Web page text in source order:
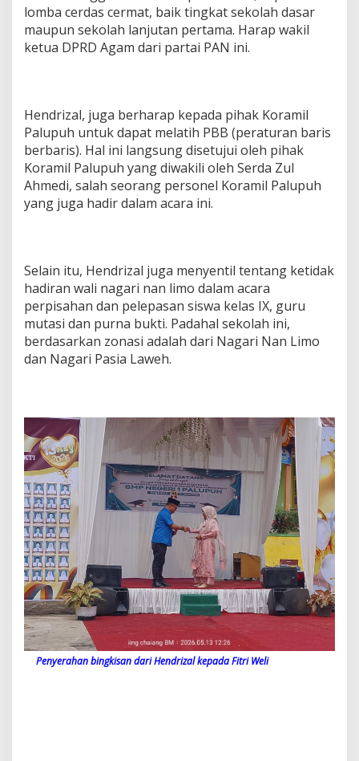
lomba cerdas cermat, baik tingkat sekolah dasar
maupun sekolah lanjutan pertama. Harap wakil
ketua DPRD Agam dari partai PAN ini.
Hendrizal, juga berharap kepada pihak Koramil
Palupuh untuk dapat melatih PBB (peraturan baris
berbaris). Hal ini langsung disetujui oleh pihak
Koramil Palupuh yang diwakili oleh Serda Zul
Ahmedi, salah seorang personel Koramil Palupuh
yang juga hadir dalam acara ini.
Selain itu, Hendrizal juga menyentil tentang ketidak
hadiran wali nagari nan limo dalam acara
perpisahan dan pelepasan siswa kelas IX, guru
mutasi dan purna bukti. Padahal sekolah ini,
berdasarkan zonasi adalah dari Nagari Nan Limo
dan Nagari Pasia Laweh.
Penyerahan bingkisan dari Hendrizal kepada Fitri Weli